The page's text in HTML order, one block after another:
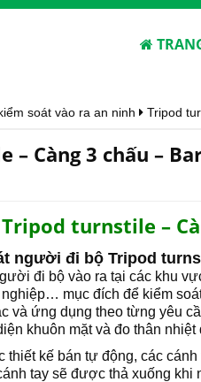
soát vào ra an ninh Tripod
– Càng 3 chấu –
Tripod turnstile –
người đi bộ Tripod
đi bộ vào ra tại các khu
mục đích để kiểm
và ứng dụng theo từng yêu
khuôn mặt và đo thân
thiết kế bán tự động, các
tay sẽ được thả xuống